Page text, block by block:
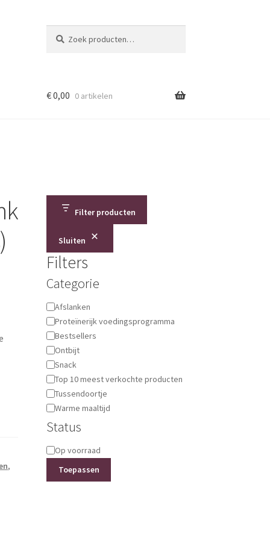
naar:
€0,00 0 artikelen
,
Filter producten
Sluiten
Filters
Categorie
Categorie
Afslanken
Proteïnerijk voedingsprogramma
Bestsellers
Ontbijt
Snack
Top 10 meest verkochte producten
Tussendoortje
Warme maaltijd
Status
Status
Op voorraad
Toepassen